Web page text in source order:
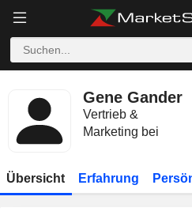
Gene Gander
Vertrieb &
Marketing bei
Übersicht Erfahrung